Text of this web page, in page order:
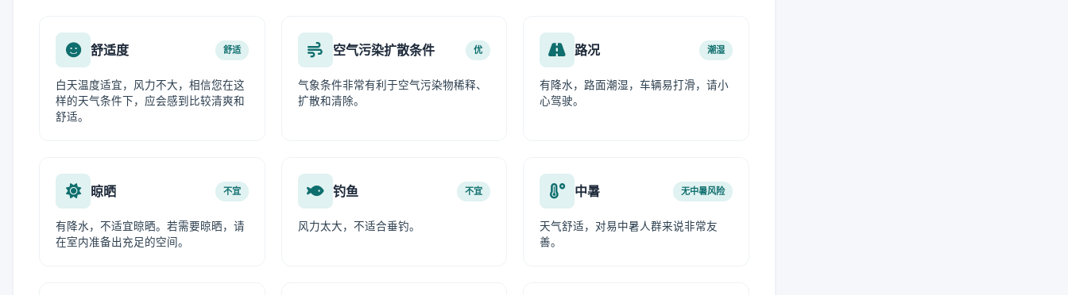
舒适度 舒适
白天温度适宜，风力不大，相信您在这
样的天气条件下，应会感到比较清爽和
舒适。
空气污染扩散条件 优
气象条件非常有利于空气污染物稀释、
扩散和清除。
路况 潮湿
有降水，路面潮湿，车辆易打滑，请小
心驾驶。
晾晒 不宜
有降水，不适宜晾晒。若需要晾晒，请
在室内准备出充足的空间。
钓鱼 不宜
风力太大，不适合垂钓。
中暑 无中暑风险
天气舒适，对易中暑人群来说非常友
善。